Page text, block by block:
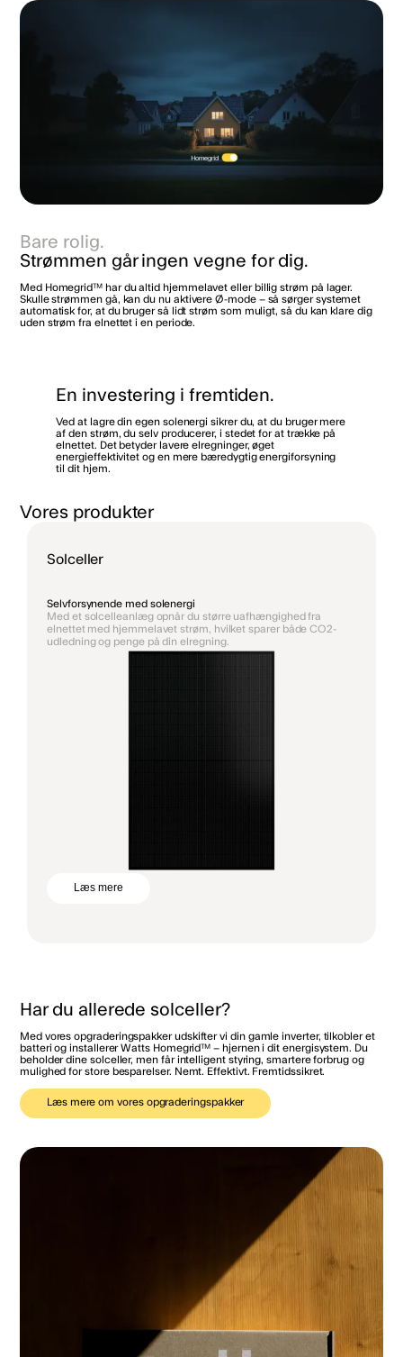
Bare rolig.
Strømmen går ingen vegne for dig.
Med Homegrid™ har du altid hjemmelavet eller billig strøm på lager.
Skulle strømmen gå, kan du nu aktivere Ø-mode – så sørger systemet
automatisk for, at du bruger så lidt strøm som muligt, så du kan klare dig
uden strøm fra elnettet i en periode.
En investering i fremtiden.
Ved at lagre din egen solenergi sikrer du, at du bruger mere
af den strøm, du selv producerer, i stedet for at trække på
elnettet. Det betyder lavere elregninger, øget
energieffektivitet og en mere bæredygtig energiforsyning
til dit hjem.
Vores produkter
Solceller
Selvforsynende med solenergi
Med et solcelleanlæg opnår du større uafhængighed fra
elnettet med hjemmelavet strøm, hvilket sparer både CO2-
udledning og penge på din elregning.
Læs mere
Har du allerede solceller?
Med vores opgraderingspakker udskifter vi din gamle inverter, tilkobler et
batteri og installerer Watts Homegrid™ – hjernen i dit energisystem. Du
beholder dine solceller, men får intelligent styring, smartere forbrug og
mulighed for store besparelser. Nemt. Effektivt. Fremtidssikret.
Læs mere om vores opgraderingspakker